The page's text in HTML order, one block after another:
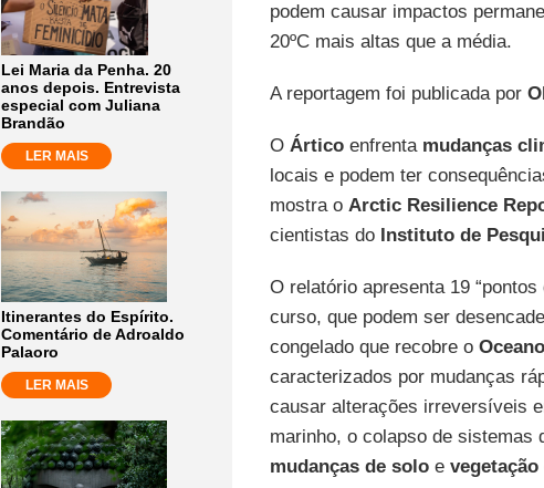
Lei Maria da Penha. 20
anos depois. Entrevista
especial com Juliana
Brandão
LER MAIS
Itinerantes do Espírito.
Comentário de Adroaldo
Palaoro
LER MAIS
podem causar impactos
20ºC mais altas que a média.
A reportagem foi publicada por
O Árticoenfrenta mudanças
locais e podem ter
mostra o Arctic Resilience
cientistas do Instituto de
O relatório apresenta 19
curso, que podem ser
congelado que recobre o
caracterizados por mudanças
causar alterações irreversíveis
marinho, o colapso de sistemas
mudanças de soloe vegetação